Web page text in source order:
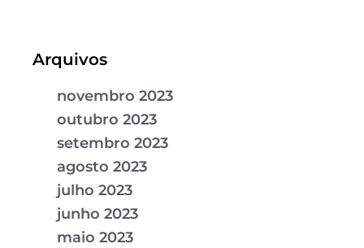
Arquivos
novembro 2023
outubro 2023
setembro 2023
agosto 2023
julho 2023
junho 2023
maio 2023